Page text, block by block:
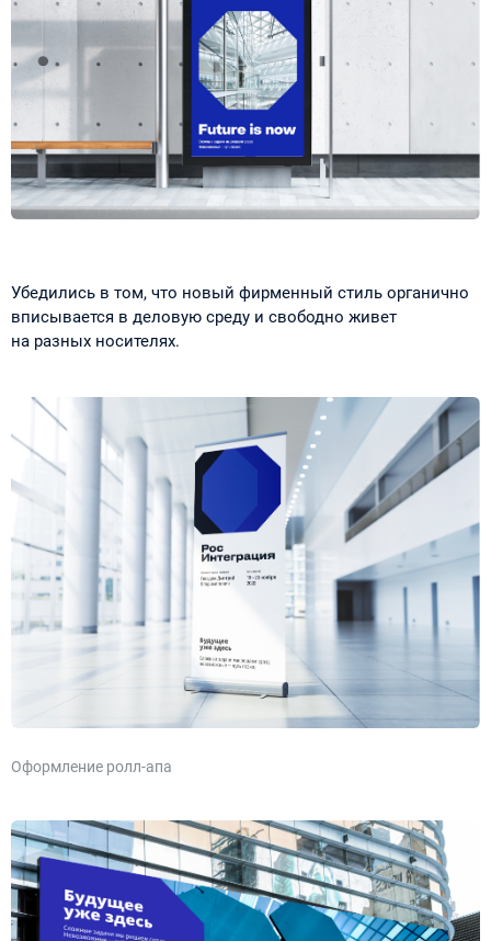
Убедились в том, что новый фирменный стиль органично
вписывается в деловую среду и свободно живет
на разных носителях.
Оформление ролл-апа